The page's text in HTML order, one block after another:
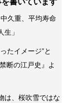
書いています
久重、平均寿命
」
たイメージ”と
断の江戸史』よ
は、桜吹雪ではな